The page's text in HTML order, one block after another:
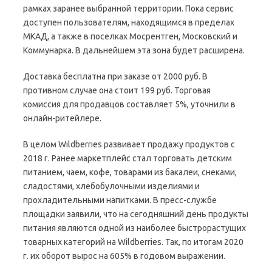
рамках заранее выбранной территории. Пока сервис
доступен пользователям, находящимся в пределах
МКАД, а также в поселках Мосрентген, Московский и
Коммунарка. В дальнейшем эта зона будет расширена.
Доставка бесплатна при заказе от 2000 руб. В
противном случае она стоит 199 руб. Торговая
комиссия для продавцов составляет 5%, уточнили в
онлайн-ритейлере.
В целом Wildberries развивает продажу продуктов с
2018 г. Ранее маркетплейс стал торговать детским
питанием, чаем, кофе, товарами из бакалеи, снеками,
сладостями, хлебобулочными изделиями и
прохладительными напитками. В пресс-службе
площадки заявили, что на сегодняшний день продукты
питания являются одной из наиболее быстрорастущих
товарных категорий на Wildberries. Так, по итогам 2020
г. их оборот вырос на 605% в годовом выражении.